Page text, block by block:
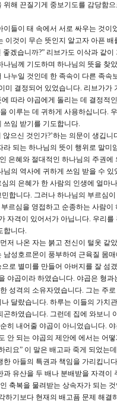
해 끈질기게 중보기도를 감당함
들이 태 속에서 서로 싸우는 것이
것이 무슨 뜻인지 알고자 아픈
겠습니까?” 리브가도 이삭과 같
님께 기도하며 하나님의 뜻을 찾
누일 것인데 한 족속이 다른 족속
결정되어 있었습니다. 리브가가
따라 야곱에게 돌리는 데 결정적
이루는 데 귀하게 사용하십니다.
쓰임 받기를 기도합니다.
으신 것인가?’하는 의문이 생깁니
되는 하나님의 뜻이 행위로 말미
은혜와 절대적인 하나님의 주권
의 역사에 귀하게 쓰임 받을 수
의 은혜가 한 사람의 인생에 얼마
합니다. 그러나 하나님의 부르심
르심을 영접하고 순종하는 사람
자격이 있어서가 아닙니다. 우리
합니다.
나온 자는 붉고 전신이 털옷 같
성호르몬이 풍부하여 근육질 몸
로 별미를 만들어 아버지를 잘 섬
야곱이라 하였습니다. 야곱은 형
성격의 소유자였습니다. 그는 주
달랐습니다. 하루는 이들의 가치
하였습니다. 그런데 집에 와보니
히 내어줄 야곱이 아니었습니다.
되는 야곱의 제안에 에서는 어
요” 이 말은 배고파 죽게 되었는
아들의 특권과 책임을 가리킵니
유산을 두 배나 분배받을 자격이
축복을 물려받는 상속자가 되는
기보다 현재의 배고픔 문제 해결